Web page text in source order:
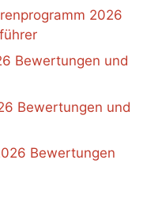
2026
Bewertungen und
Bewertungen und
Bewertungen